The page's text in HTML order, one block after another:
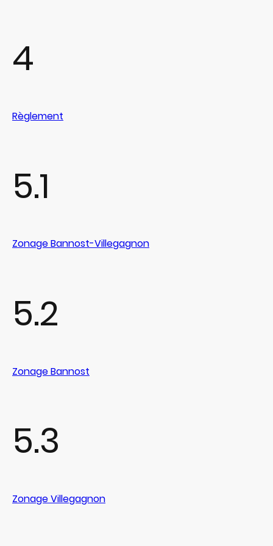
4
Règlement
5.1
Zonage Bannost-Villegagnon
5.2
Zonage Bannost
5.3
Zonage Villegagnon